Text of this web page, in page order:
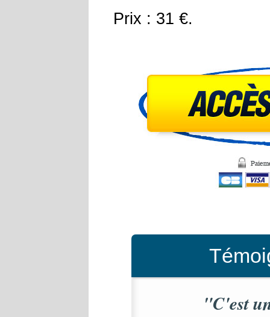
Prix : 31 €.
"C'est